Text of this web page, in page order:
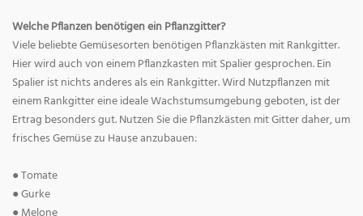
Welche Pflanzen benötigen ein Pflanzgitter?
Viele beliebte Gemüsesorten benötigen Pflanzkästen mit Rankgitter.
Hier wird auch von einem Pflanzkasten mit Spalier gesprochen. Ein
Spalier ist nichts anderes als ein Rankgitter. Wird Nutzpflanzen mit
einem Rankgitter eine ideale Wachstumsumgebung geboten, ist der
Ertrag besonders gut. Nutzen Sie die Pflanzkästen mit Gitter daher, um
frisches Gemüse zu Hause anzubauen:
● Tomate
● Gurke